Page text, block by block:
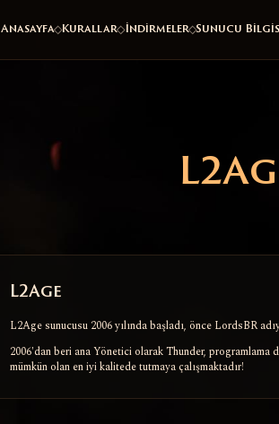
Anasayfa Kurallar İndirmeler Sunucu Bilgisi
L2Age
L2Age sunucusu 2006 yılında başladı, önce LordsBR
2006'dan beri ana Yönetici olarak Thunder, programlama
mümkün olan en iyi kalitede tutmaya çalışmaktadır!